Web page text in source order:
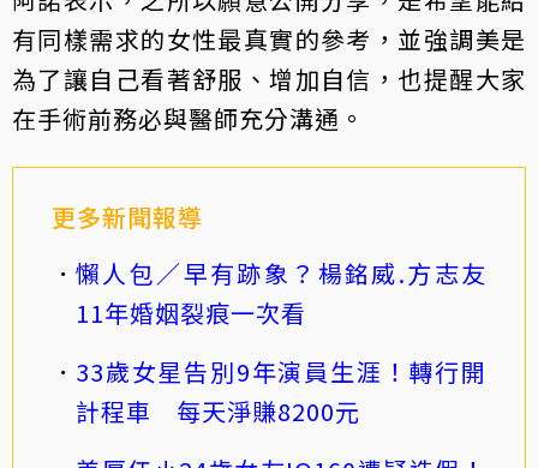
有同樣需求的女性最真實的參考，並強調美是
為了讓自己看著舒服、增加自信，也提醒大家
在手術前務必與醫師充分溝通。
更多新聞報導
懶人包／早有跡象？楊銘威.方志友
11年婚姻裂痕一次看
33歲女星告別9年演員生涯！轉行開
計程車 每天淨賺8200元